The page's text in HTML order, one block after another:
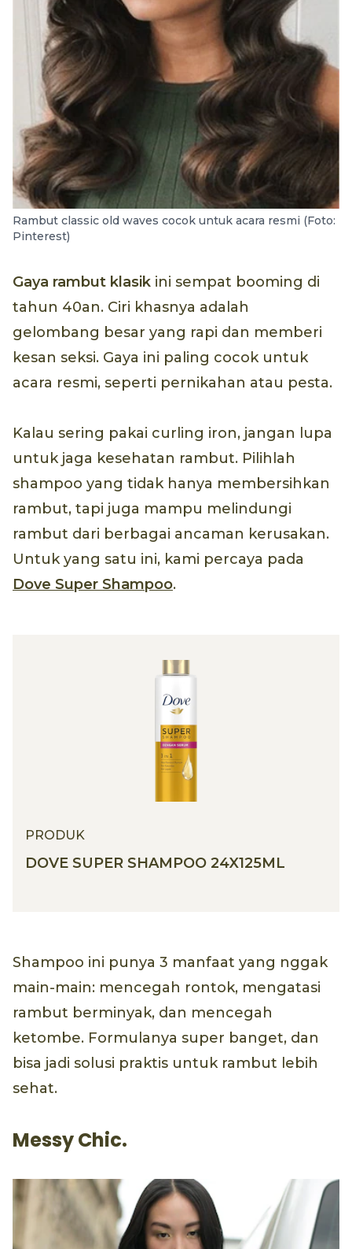
Rambut classic old waves cocok untuk acara resmi (Foto:
Pinterest)
Gaya rambut klasik ini sempat booming di
tahun 40an. Ciri khasnya adalah
gelombang besar yang rapi dan memberi
kesan seksi. Gaya ini paling cocok untuk
acara resmi, seperti pernikahan atau pesta.
Kalau sering pakai curling iron, jangan lupa
untuk jaga kesehatan rambut. Pilihlah
shampoo yang tidak hanya membersihkan
rambut, tapi juga mampu melindungi
rambut dari berbagai ancaman kerusakan.
Untuk yang satu ini, kami percaya pada
Dove Super Shampoo.
PRODUK
DOVE SUPER SHAMPOO 24X125ML
Shampoo ini punya 3 manfaat yang nggak
main-main: mencegah rontok, mengatasi
rambut berminyak, dan mencegah
ketombe. Formulanya super banget, dan
bisa jadi solusi praktis untuk rambut lebih
sehat.
Messy Chic.